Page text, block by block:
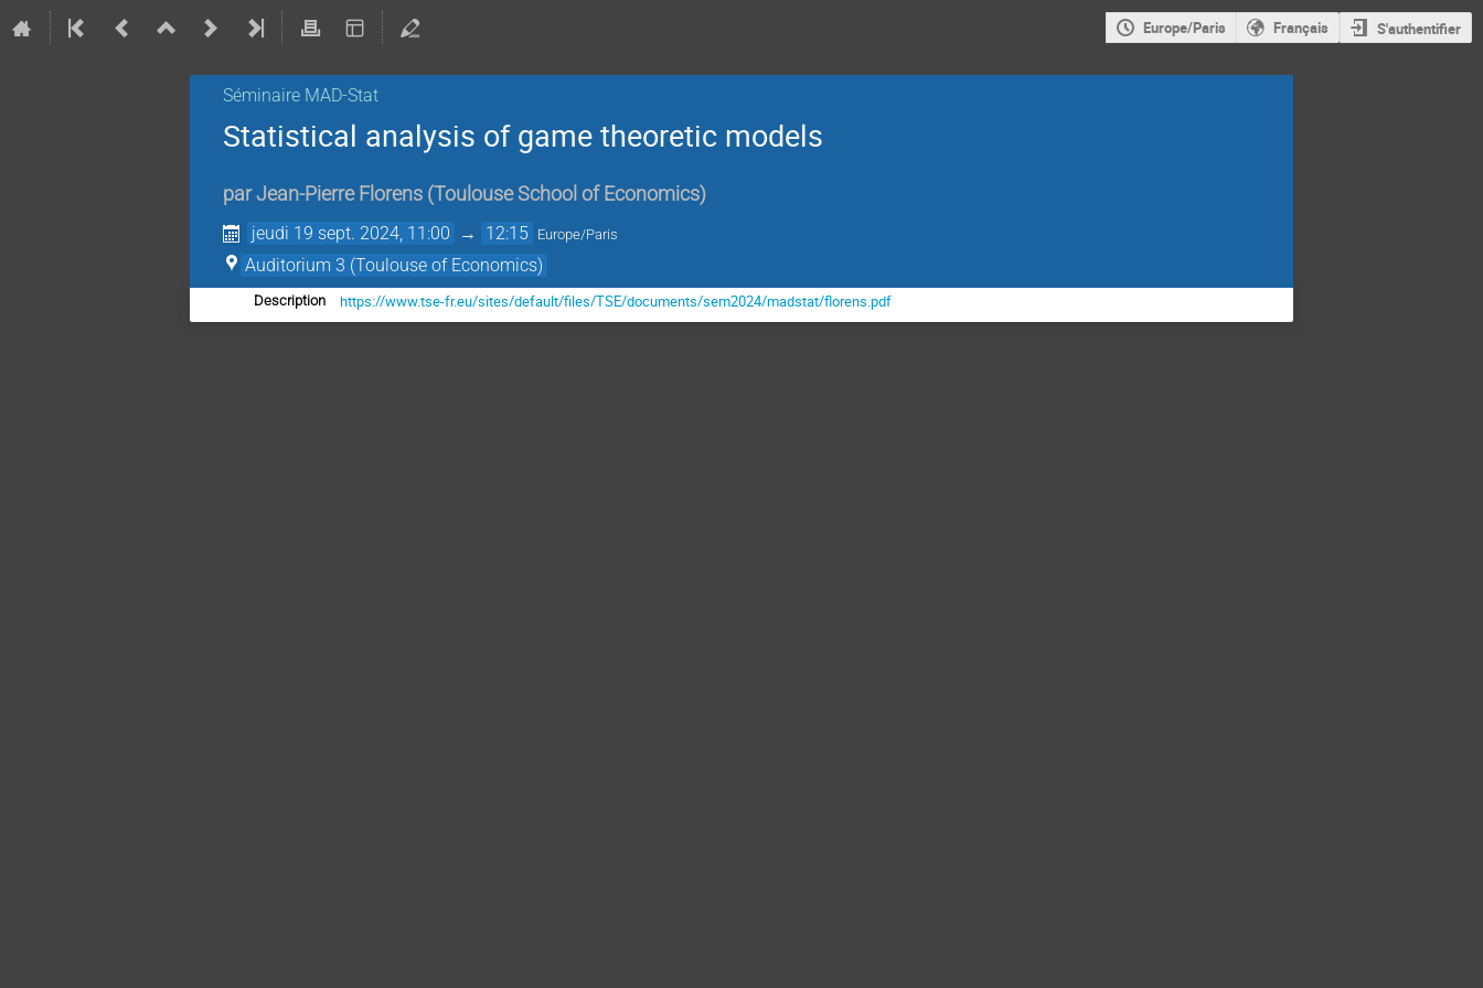
Europe/Paris Français S'authentifier
Séminaire MAD-Stat
Statistical analysis of game theoretic models
parJean-Pierre Florens (Toulouse School of Economics)
jeudi 19 sept. 2024, 11:00 → 12:15 Europe/Paris
Auditorium 3 (Toulouse of Economics)
Description https://www.tse-fr.eu/sites/default/files/TSE/documents/sem2024/madstat/florens.pdf